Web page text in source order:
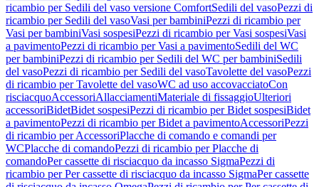
ricambio per Sedili del vaso versione ComfortSedili del vasoPezzi di
ricambio per Sedili del vasoVasi per bambiniPezzi di ricambio per
Vasi per bambiniVasi sospesiPezzi di ricambio per Vasi sospesiVasi
a pavimentoPezzi di ricambio per Vasi a pavimentoSedili del WC
per bambiniPezzi di ricambio per Sedili del WC per bambiniSedili
del vasoPezzi di ricambio per Sedili del vasoTavolette del vasoPezzi
di ricambio per Tavolette del vasoWC ad uso accovacciatoCon
risciacquoAccessoriAllacciamentiMateriale di fissaggioUlteriori
accessoriBidetBidet sospesiPezzi di ricambio per Bidet sospesiBidet
a pavimentoPezzi di ricambio per Bidet a pavimentoAccessoriPezzi
di ricambio per AccessoriPlacche di comando e comandi per
WCPlacche di comandoPezzi di ricambio per Placche di
comandoPer cassette di risciacquo da incasso SigmaPezzi di
ricambio per Per cassette di risciacquo da incasso SigmaPer cassette